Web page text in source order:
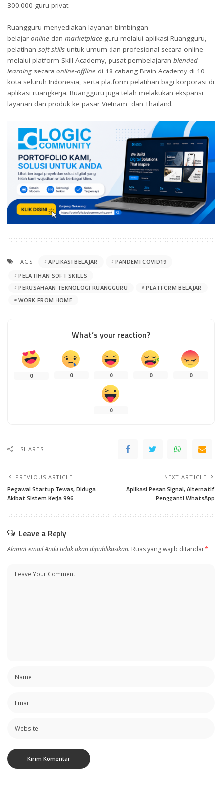
300.000 guru privat.
Ruangguru menyediakan layanan bimbingan
belajar online dan marketplace guru melalui aplikasi Ruangguru,
pelatihan soft skills untuk umum dan profesional secara online
melalui platform Skill Academy, pusat pembelajaran blended
learningsecara online-offline di 18 cabang Brain Academy di 10
kota seluruh Indonesia, serta platform pelatihan bagi korporasi di
aplikasi ruangkerja. Ruangguru juga telah melakukan ekspansi
layanan dan produk ke pasar Vietnam dan Thailand.
TAGS: APLIKASI BELAJAR
PANDEMI COVID19
PELATIHAN SOFT SKILLS
PERUSAHAAN TEKNOLOGI RUANGGURU
PLATFORM BELAJAR
WORK FROM HOME
What’s your reaction?
0 0 0 0 0
0
SHARES
PREVIOUS ARTICLE
Pegawai Startup Tewas, Diduga
Akibat Sistem Kerja 996
NEXT ARTICLE
Aplikasi Pesan Signal, Alternatif
Pengganti WhatsApp
Leave a Reply
Alamat email Anda tidak akan dipublikasikan. Ruas yang wajib ditandai *